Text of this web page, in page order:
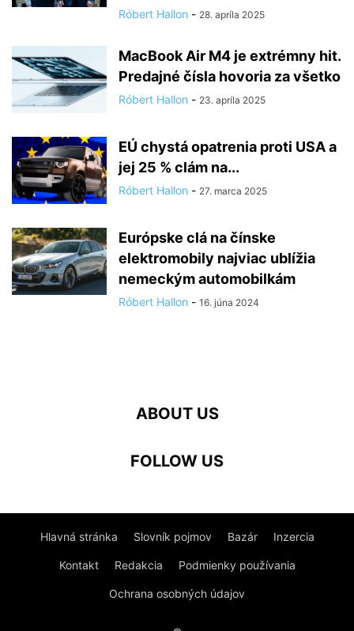
Róbert Hallon - 28. apríla 2025
MacBook Air M4 je extrémny hit.
Predajné čísla hovoria za všetko
Róbert Hallon - 23. apríla 2025
EÚ chystá opatrenia proti USA a
jej 25 % clám na...
Róbert Hallon - 27. marca 2025
Európske clá na čínske
elektromobily najviac ublížia
nemeckým automobilkám
Róbert Hallon - 16. júna 2024
ABOUT US
FOLLOW US
Hlavná stránka Slovník pojmov Bazár Inzercia
Kontakt Redakcia Podmienky používania
Ochrana osobných údajov